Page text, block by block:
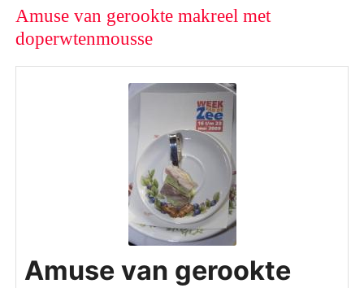
Amuse van gerookte makreel met
doperwtenmousse
Amuse van gerookte